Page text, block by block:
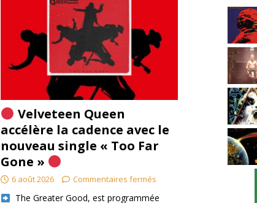
Velveteen Queen
accélère la cadence avec le
nouveau single « Too Far
Gone »
6 août 2026 Commentaires fermés
​ The Greater Good, est programmée